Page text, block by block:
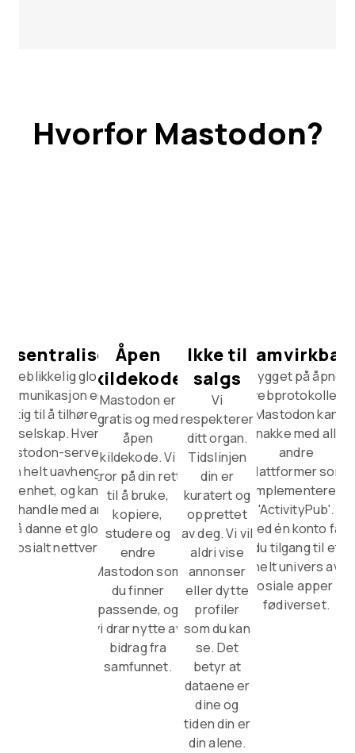
Hvorfor Mastodon?
Øyeblikkelig global
er for
viktig til å tilhøre ett
selskap. Hver
server er
en helt uavhengig
enhet, og kan
med andre
å danne et globalt
sosialt nettverk.
Åpen
kildekode
Mastodon er
gratis og med
åpen
kildekode. Vi
tror på din rett
til å bruke,
kopiere,
studere og
endre
Mastodon som
du finner
passende, og
vi drar nytte av
bidrag fra
samfunnet.
Ikke til
salgs
Vi
respekterer
ditt organ.
Tidslinjen
din er
kuratert og
opprettet
av deg. Vi vil
aldri vise
annonser
eller dytte
profiler
som du kan
se. Det
betyr at
dataene er
dine og
tiden din er
din alene.
Samvirkbar
Bygget på åpne
webprotokoller,
Mastodon kan
snakke med alle
andre
plattformer som
implementerer
'ActivityPub'.
Med én konto får
du tilgang til et
helt univers av
sosiale apper –
fødiverset.